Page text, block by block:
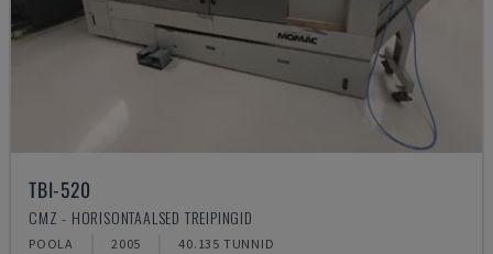
TBI-520
CMZ - HORISONTAALSED TREIPINGID
POOLA 2005 40.135 TUNNID